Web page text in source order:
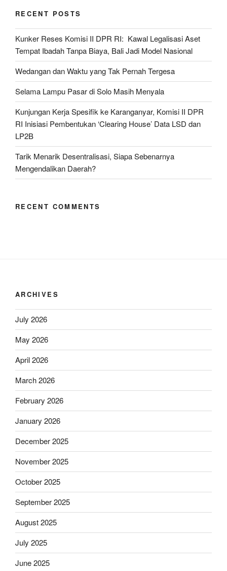
Aksara,
Roro
Hendarti,
Purbalingga,
Jawa
Tengah”
RECENT POSTS
Kunker Reses Komisi II DPR RI: Kawal Legalisasi Aset
Tempat Ibadah Tanpa Biaya, Bali Jadi Model Nasional
Wedangan dan Waktu yang Tak Pernah Tergesa
Selama Lampu Pasar di Solo Masih Menyala
Kunjungan Kerja Spesifik ke Karanganyar, Komisi II DPR
RI Inisiasi Pembentukan ‘Clearing House’ Data LSD dan
LP2B
Tarik Menarik Desentralisasi, Siapa Sebenarnya
Mengendalikan Daerah?
RECENT COMMENTS
ARCHIVES
July 2026
May 2026
April 2026
March 2026
February 2026
January 2026
December 2025
November 2025
October 2025
September 2025
August 2025
July 2025
June 2025